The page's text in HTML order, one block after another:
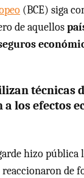
(BCE) siga
de aquellos
técnicas
los efectos
hizo pública
de